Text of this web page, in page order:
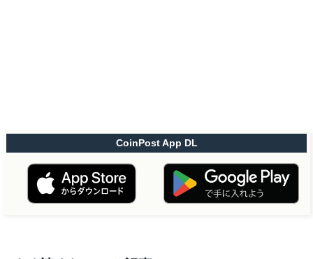
CoinPost App DL